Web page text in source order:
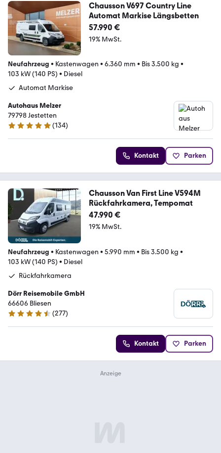
Chausson V697 Country Line
Automat Markise Längsbetten
57.990 €
19% MwSt.
Neufahrzeug • Kastenwagen • 6.360 mm • Bis 3.500 kg •
103 kW (140 PS) • Diesel
Automat Markise
Autohaus Melzer
79798 Jestetten
5 Sterne
(134)
Kontakt Parken
Chausson Van First Line V594M
Rückfahrkamera, Tempomat
47.990 €
19% MwSt.
Neufahrzeug • Kastenwagen • 5.990 mm • Bis 3.500 kg •
103 kW (140 PS) • Diesel
Rückfahrkamera
Dörr Reisemobile GmbH
66606 Bliesen
4.7 Sterne
(277)
Kontakt Parken